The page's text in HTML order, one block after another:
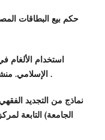
حكم بيع البطاقات
استخدام الألغام
الإسلامي.) .
نماذج من التجديد
الجامعة) التابعة